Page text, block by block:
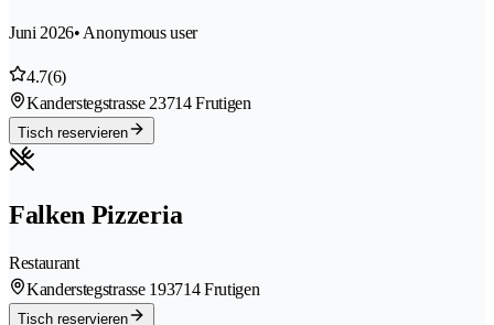
Juni 2026• Anonymous user
4.7(6)
Kanderstegstrasse 23714 Frutigen
Tisch reservieren
Falken Pizzeria
Restaurant
Kanderstegstrasse 193714 Frutigen
Tisch reservieren